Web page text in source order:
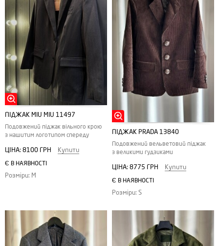
ПІДЖАК MIU MIU 11497
Подовжений піджак вільного крою
з нашитим логотипом спереду
ЦІНА: 8100 ГРН Купити
Є В НАЯВНОСТІ
Розміри: M
ПІДЖАК PRADA 13840
Подовжений вельветовий піджак
з великими гудзиками
ЦІНА: 8775 ГРН Купити
Є В НАЯВНОСТІ
Розміри: S